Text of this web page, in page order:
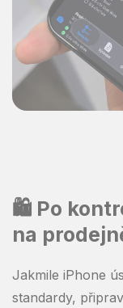
🛍️ Po
na
Jakmile iPhone
standardy,